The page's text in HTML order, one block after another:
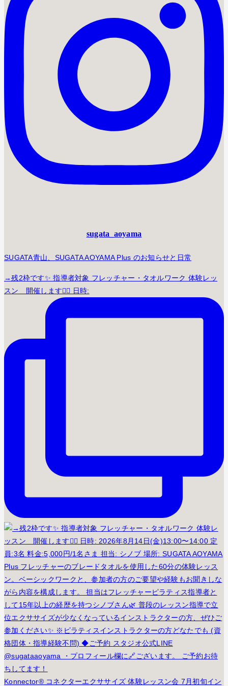
sugata_aoyama
SUGATA青山、SUGATA AOYAMA Plus のお知らせと日常
→残2枠です✨ 指導者対象 フレッチャー・タオルワーク 体験レッ
スン 開催します🤸‍♀️ 日時:
Konnector® コネクターエクササイズ 体験レッスン会 7月初旬イン